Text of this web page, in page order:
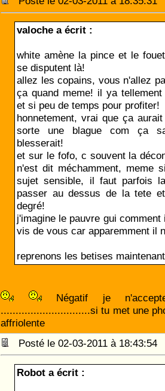
valoche a écrit :
white amène la pince et le
se disputent là!
allez les copains, vous n'allez
ça quand meme! il ya
et si peu de temps pour profiter!
honnetement, vrai que ça
sorte une blague com ça
blesserait!
et sur le fofo, c souvent la
n'est dit méchamment, meme
sujet sensible, il faut parfois
passer au dessus de la tete
degré!
j'imagine le pauvre gui
vis de vous car apparemment il
reprenons les betises
Négatif je
..............................si tu met une
affriolente
Posté le 02-03-2011 à
Robot a écrit :